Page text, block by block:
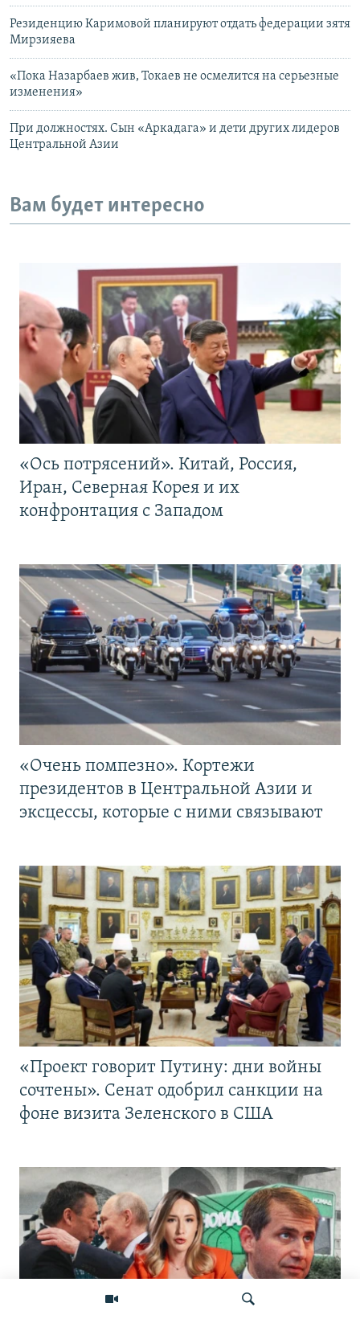
Резиденцию Каримовой планируют отдать федерации зятя
Мирзияева
«Пока Назарбаев жив, Токаев не осмелится на серьезные
изменения»
При должностях. Сын «Аркадага» и дети других лидеров
Центральной Азии
Вам будет интересно
«Ось потрясений». Китай, Россия,
Иран, Северная Корея и их
конфронтация с Западом
«Очень помпезно». Кортежи
президентов в Центральной Азии и
эксцессы, которые с ними связывают
«Проект говорит Путину: дни войны
сочтены». Сенат одобрил санкции на
фоне визита Зеленского в США